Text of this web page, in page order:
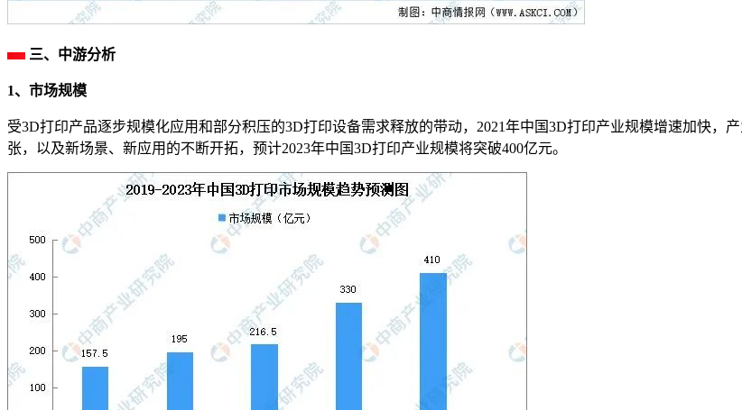
三、中游分析
1、市场规模
受3D打印产品逐步规模化应用和部分积压的3D打印设备需求释放的带动，2021年中国3D打印产业规模增速加快，
张，以及新场景、新应用的不断开拓，预计2023年中国3D打印产业规模将突破400亿元。